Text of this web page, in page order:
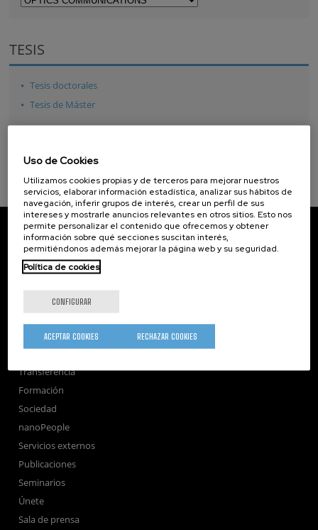
TESIS
Tesis doctorales
Tesis de Máster
CIC nanoGUNE
Tolosa Hiribidea, 76
E-20018 Donostia / San Sebastian
+34 9... Ver teléfono
Subscribe to our Newsletter
nanoGUNE
Investigación
Transferencia
Formación
Sociedad
nanoPeople
Servicios externos
Publicaciones
Seminarios
Únete
Sala de prensa
Uso de Cookies
Utilizamos cookies propias y de terceros para mejorar nuestros
servicios, elaborar información estadística, analizar sus hábitos de
navegación, inferir grupos de interés, crear un perfil de sus
intereses y mostrarle anuncios relevantes en otros sitios. Esto nos
permite personalizar el contenido que ofrecemos y obtener
información sobre qué secciones suscitan interés,
permitiéndonos además mejorar la página web y su seguridad.
Política de cookies
CONFIGURAR
RECHAZAR COOKIES
ACEPTAR COOKIES